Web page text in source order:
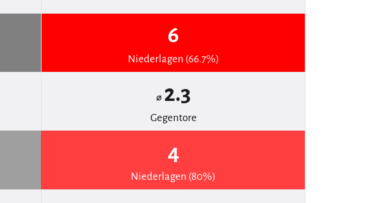
6
Niederlagen (66.7%)
⌀ 2.3
Gegentore
4
Niederlagen (80%)